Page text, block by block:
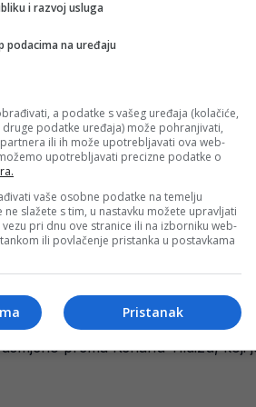
i kada
debija u dresu Juventusa, nakon
Vlahovića, a srbijanski
prema Kenanu Yildizu, koji
i razvoj usluga
podacima na uređaju
a podatke s vašeg uređaja (kolačiće,
podatke uređaja) može pohranjivati,
ili ih može upotrebljavati ova web-
upotrebljavati precizne podatke o
vaše osobne podatke na temelju
slažete s tim, u nastavku možete upravljati
pri dnu ove stranice ili na izborniku web-
ili povlačenje pristanka u postavkama
Pristanak